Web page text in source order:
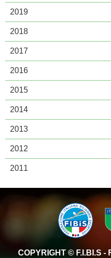
2019
2018
2017
2016
2015
2014
2013
2012
2011
COPYRIGHT © F.I.BI.S -